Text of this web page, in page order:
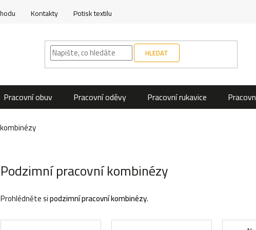
Kontakty Potisk textilu
HLEDAT
Pracovní obuv Pracovní oděvy Pracovní rukavice
Podzimní pracovní kombinézy
Prohlédněte sipodzimní pracovní kombinézy.